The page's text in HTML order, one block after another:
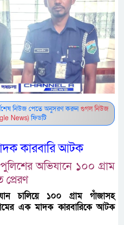
নিউজ পেতে অনুসরণ করুনগুগল নিউজ
News)ফিডটি
কারবারি আটক
অভিযানে ১০০ গ্রাম
চালিয়ে ১০০ গ্রাম গাঁজাসহ
এক মাদক কারবারিকে আটক